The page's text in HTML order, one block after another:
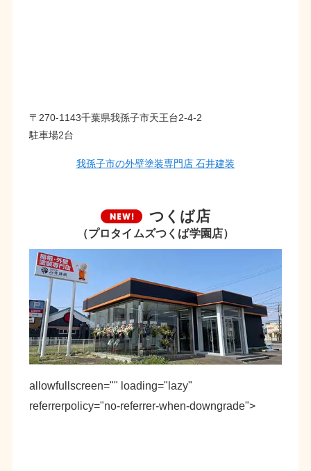
〒270-1143千葉県我孫子市天王台2-4-2
駐車場2台
我孫子市の外壁塗装専門店 石井建装
つくば店
（プロタイムズつくば学園店）
allowfullscreen="" loading="lazy"
referrerpolicy="no-referrer-when-downgrade">